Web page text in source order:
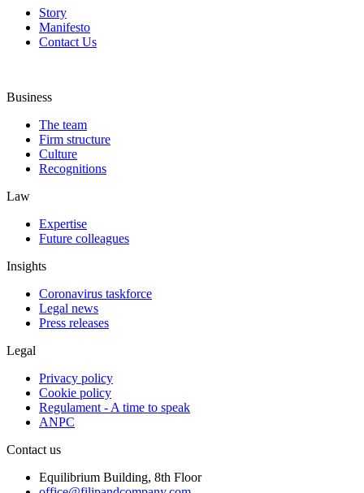
Story
Manifesto
Contact Us
Business
The team
Firm structure
Culture
Recognitions
Law
Expertise
Future colleagues
Insights
Coronavirus taskforce
Legal news
Press releases
Legal
Privacy policy
Cookie policy
Regulament - A time to speak
ANPC
Contact us
Equilibrium Building, 8th Floor